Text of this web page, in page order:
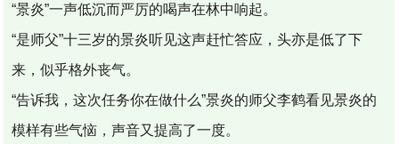
“景炎”一声低沉而严厉的喝声在林中响起。
“是师父”十三岁的景炎听见这声赶忙答应，头亦是低了下
来，似乎格外丧气。
“告诉我，这次任务你在做什么”景炎的师父李鹤看见景炎的
模样有些气恼，声音又提高了一度。